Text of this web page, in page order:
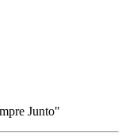
Junto"